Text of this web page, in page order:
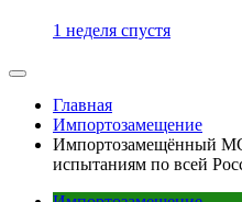
1 неделя спустя
Главная
Импортозамещение
Импортозамещённый
испытаниям по всей